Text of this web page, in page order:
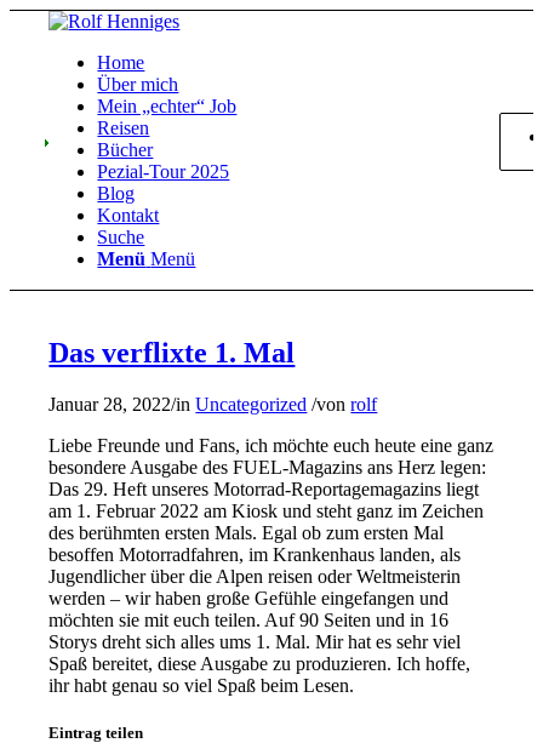
Home
Über mich
Mein „echter“ Job
Reisen
Bücher
Pezial-Tour 2025
Blog
Kontakt
Suche
Menü Menü
Das verflixte 1. Mal
Januar 28, 2022/inUncategorized /vonrolf
Liebe Freunde und Fans, ich möchte euch heute eine ganz
besondere Ausgabe des FUEL-Magazins ans Herz legen:
Das 29. Heft unseres Motorrad-Reportagemagazins liegt
am 1. Februar 2022 am Kiosk und steht ganz im Zeichen
des berühmten ersten Mals. Egal ob zum ersten Mal
besoffen Motorradfahren, im Krankenhaus landen, als
Jugendlicher über die Alpen reisen oder Weltmeisterin
werden – wir haben große Gefühle eingefangen und
möchten sie mit euch teilen. Auf 90 Seiten und in 16
Storys dreht sich alles ums 1. Mal. Mir hat es sehr viel
Spaß bereitet, diese Ausgabe zu produzieren. Ich hoffe,
ihr habt genau so viel Spaß beim Lesen.
Eintrag teilen